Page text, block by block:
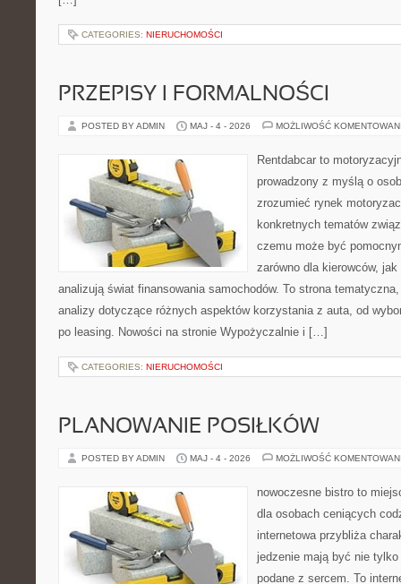
CATEGORIES: NIERUCHOMOŚCI
PRZEPISY I FORMALNOŚCI
POSTED BY ADMIN MAJ - 4 - 2026 MOŻLIWOŚĆ
Rentdabcar to
prowadzony z myślą o
zrozumieć rynek
konkretnych tematów
czemu może być
zarówno dla kierowców,
analizują świat finansowania samochodów. To strona
analizy dotyczące różnych aspektów korzystania z auta, od
po leasing. Nowości na stronie Wypożyczalnie i […]
CATEGORIES: NIERUCHOMOŚCI
PLANOWANIE POSIŁKÓW
POSTED BY ADMIN MAJ - 4 - 2026 MOŻLIWOŚĆ
nowoczesne bistro to
dla osobach ceniących
internetowa przybliża
jedzenie mają być nie
podane z sercem. To